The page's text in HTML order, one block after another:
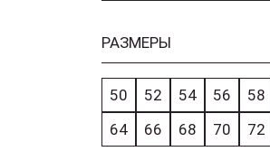
РАЗМЕРЫ
50 52 54 56 58
64
66 68 70 72